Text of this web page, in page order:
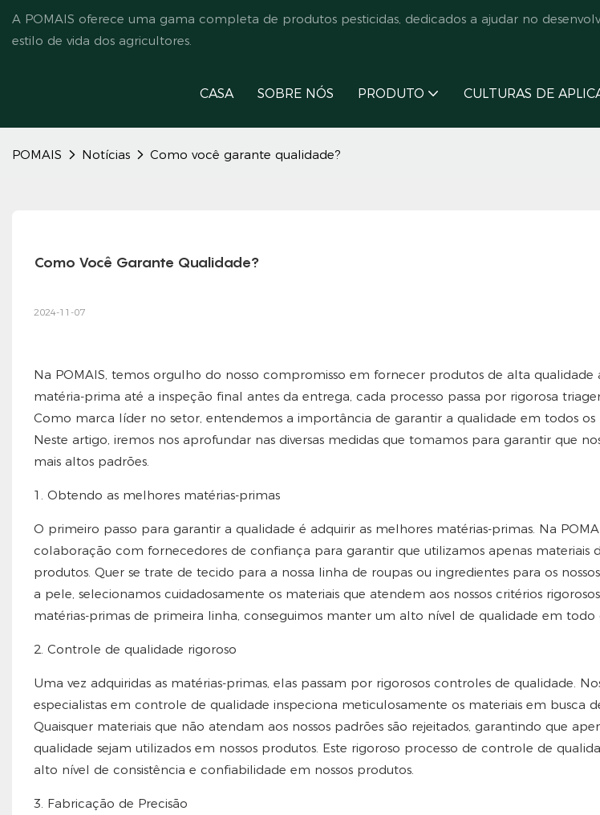
A POMAIS oferece uma gama completa de produtos pesticidas, dedicados a ajudar no
estilo de vida dos agricultores.
CASA SOBRE NÓS PRODUTO CULTURAS DE
POMAIS Notícias Como você garante qualidade?
Como Você Garante Qualidade?
2024-11-07
Na POMAIS, temos orgulho do nosso compromisso em fornecer produtos de alta qualidade
matéria-prima até a inspeção final antes da entrega, cada processo passa por rigorosa
Como marca líder no setor, entendemos a importância de garantir a qualidade em todos os
Neste artigo, iremos nos aprofundar nas diversas medidas que tomamos para garantir que
mais altos padrões.
1. Obtendo as melhores matérias-primas
O primeiro passo para garantir a qualidade é adquirir as melhores matérias-primas. Na
colaboração com fornecedores de confiança para garantir que utilizamos apenas materiais
produtos. Quer se trate de tecido para a nossa linha de roupas ou ingredientes para os
a pele, selecionamos cuidadosamente os materiais que atendem aos nossos critérios
matérias-primas de primeira linha, conseguimos manter um alto nível de qualidade em todo
2. Controle de qualidade rigoroso
Uma vez adquiridas as matérias-primas, elas passam por rigorosos controles de qualidade.
especialistas em controle de qualidade inspeciona meticulosamente os materiais em busca
Quaisquer materiais que não atendam aos nossos padrões são rejeitados, garantindo que
qualidade sejam utilizados em nossos produtos. Este rigoroso processo de controle de
alto nível de consistência e confiabilidade em nossos produtos.
3. Fabricação de Precisão